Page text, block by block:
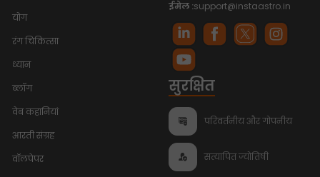
योग
रंग चिकित्सा
ध्यान
ब्लॉग
वेब कहानियां
आरती संग्रह
वॉलपेपर
ईमेल :support@instaastro.in
सुरक्षित
परिवर्तनीय और गोपनीय
सत्यापित ज्योतिषी